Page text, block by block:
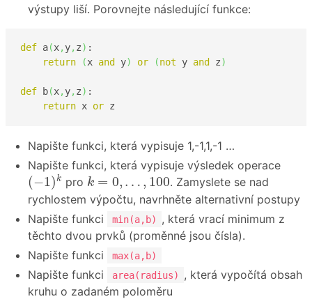
výstupy liší. Porovnejte následující funkce:
def a(x, y, z) :
return
(x and y) or (not y and z)
def b(x, y, z) :
return x or z
Napište funkci, která vypisuje 1,-1,1,-1 …
Napište funkci, která vypisuje výsledek operace
(−1)k
(−1)k pro k = 0, … , 100
k 0 ,… 100
. Zamyslete se nad
rychlostem výpočtu, navrhněte alternativní postupy
Napište funkci
min(a,b)
, která vrací minimum z
těchto dvou prvků (proměnné jsou čísla).
Napište funkci
max(a,b)
Napište funkci area(radius)
, která vypočítá obsah
kruhu o zadaném poloměru